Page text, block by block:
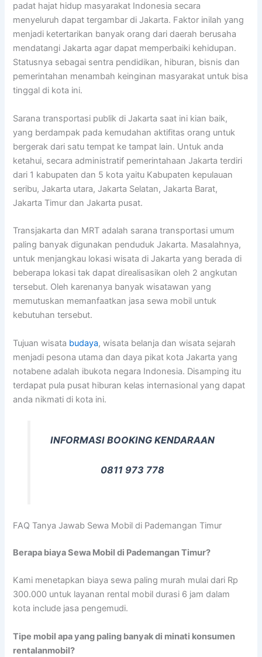
padat hajat hidup masyarakat Indonesia secara
menyeluruh dapat tergambar di Jakarta. Faktor inilah yang
menjadi ketertarikan banyak orang dari daerah berusaha
mendatangi Jakarta agar dapat memperbaiki kehidupan.
Statusnya sebagai sentra pendidikan, hiburan, bisnis dan
pemerintahan menambah keinginan masyarakat untuk bisa
tinggal di kota ini.
Sarana transportasi publik di Jakarta saat ini kian baik,
yang berdampak pada kemudahan aktifitas orang untuk
bergerak dari satu tempat ke tampat lain. Untuk anda
ketahui, secara administratif pemerintahaan Jakarta terdiri
dari 1 kabupaten dan 5 kota yaitu Kabupaten kepulauan
seribu, Jakarta utara, Jakarta Selatan, Jakarta Barat,
Jakarta Timur dan Jakarta pusat.
Transjakarta dan MRT adalah sarana transportasi umum
paling banyak digunakan penduduk Jakarta. Masalahnya,
untuk menjangkau lokasi wisata di Jakarta yang berada di
beberapa lokasi tak dapat direalisasikan oleh 2 angkutan
tersebut. Oleh karenanya banyak wisatawan yang
memutuskan memanfaatkan jasa sewa mobil untuk
kebutuhan tersebut.
Tujuan wisata budaya, wisata belanja dan wisata sejarah
menjadi pesona utama dan daya pikat kota Jakarta yang
notabene adalah ibukota negara Indonesia. Disamping itu
terdapat pula pusat hiburan kelas internasional yang dapat
anda nikmati di kota ini.
INFORMASI BOOKING KENDARAAN
0811 973 778
FAQ Tanya Jawab Sewa Mobil di Pademangan Timur
Berapa biaya Sewa Mobil di Pademangan Timur?
Kami menetapkan biaya sewa paling murah mulai dari Rp
300.000 untuk layanan rental mobil durasi 6 jam dalam
kota include jasa pengemudi.
Tipe mobil apa yang paling banyak di minati konsumen
rentalanmobil?